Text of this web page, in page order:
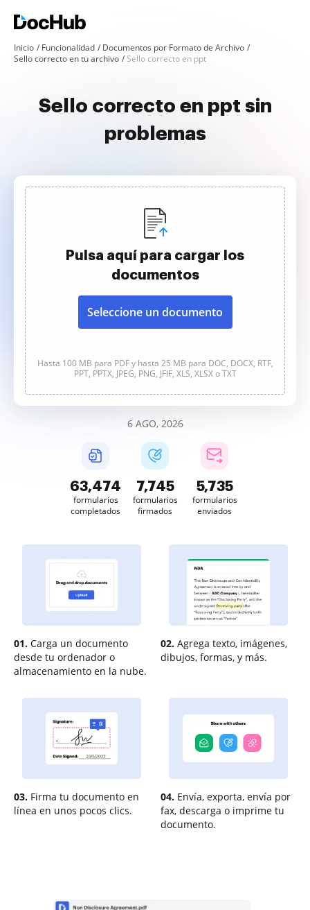
Inicio Funcionalidad
Documentos por Formato de Archivo
Sello correcto en tu archivo
Sello correcto en ppt
Sello correcto en ppt sin
problemas
Pulsa aquí para cargar los
documentos
Seleccione un documento
Hasta 100 MB para PDF y hasta 25 MB para DOC, DOCX, RTF,
PPT, PPTX, JPEG, PNG, JFIF, XLS, XLSX o TXT
6 AGO, 2026
63,474
formularios
completados
7,746
formularios
firmados
5,735
formularios
enviados
01. Carga un documento
desde tu ordenador o
almacenamiento en la nube.
02. Agrega texto, imágenes,
dibujos, formas, y más.
03. Firma tu documento en
línea en unos pocos clics.
04. Envía, exporta, envía por
fax, descarga o imprime tu
documento.